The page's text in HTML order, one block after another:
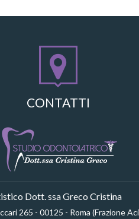
CONTATTI
Dott. ssa Greco Cristina
265 - 00125 - Roma (Frazione